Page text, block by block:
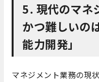
5. 現代のマネ
かつ難しいの
能力開発」
マネジメント業務の現